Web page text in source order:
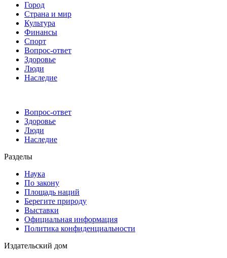
Город
Страна и мир
Культура
Финансы
Спорт
Вопрос-ответ
Здоровье
Люди
Наследие
Вопрос-ответ
Здоровье
Люди
Наследие
Разделы
Наука
По закону
Площадь наций
Берегите природу
Выставки
Официальная информация
Политика конфиденциальности
Издательский дом